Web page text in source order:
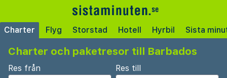
Charter Flyg Storstad Hotell Hyrbil Sista
Charter och paketresor till Barbados
Res från Res till